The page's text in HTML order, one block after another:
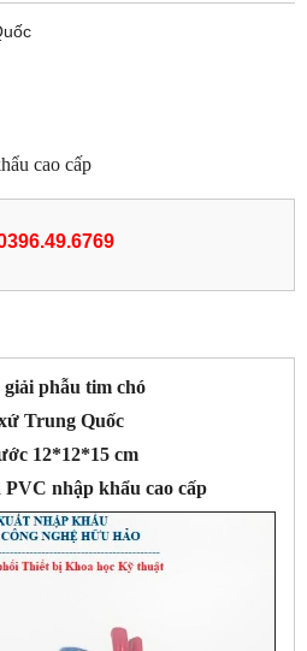
cao cấp
phẫu tim chó
Trung Quốc
12*12*15 cm
nhập khẩu cao cấp